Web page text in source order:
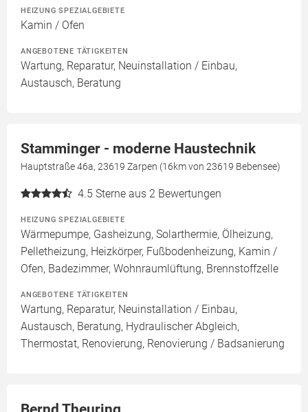
HEIZUNG SPEZIALGEBIETE
Kamin / Ofen
ANGEBOTENE TÄTIGKEITEN
Wartung, Reparatur, Neuinstallation / Einbau,
Austausch, Beratung
Stamminger - moderne Haustechnik
Hauptstraße 46a, 23619 Zarpen (16km von 23619 Bebensee)
4.5 Sterne aus 2 Bewertungen
HEIZUNG SPEZIALGEBIETE
Wärmepumpe, Gasheizung, Solarthermie, Ölheizung,
Pelletheizung, Heizkörper, Fußbodenheizung, Kamin /
Ofen, Badezimmer, Wohnraumlüftung, Brennstoffzelle
ANGEBOTENE TÄTIGKEITEN
Wartung, Reparatur, Neuinstallation / Einbau,
Austausch, Beratung, Hydraulischer Abgleich,
Thermostat, Renovierung, Renovierung / Badsanierung